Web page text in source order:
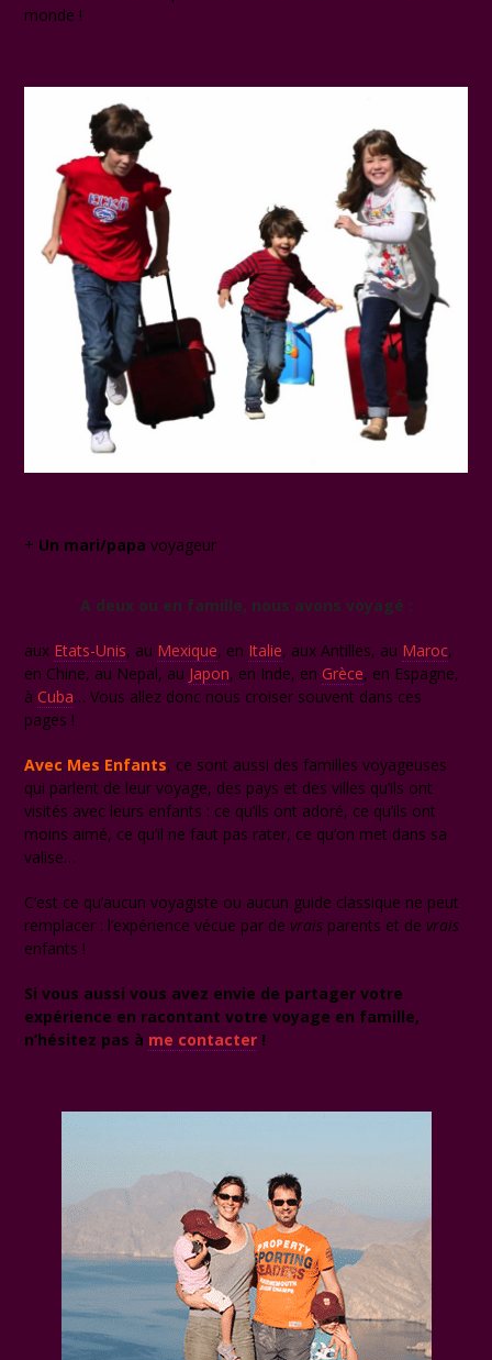
monde !
+ Un mari/papa voyageur
A deux ou en famille, nous avons voyagé :
aux Etats-Unis, au Mexique, en Italie, aux Antilles, au Maroc,
en Chine, au Nepal, au Japon, en Inde, en Grèce, en Espagne,
à Cuba… Vous allez donc nous croiser souvent dans ces
pages !
Avec Mes Enfants, ce sont aussi des familles voyageuses
qui parlent de leur voyage, des pays et des villes qu’ils ont
visités avec leurs enfants : ce qu’ils ont adoré, ce qu’ils ont
moins aimé, ce qu’il ne faut pas rater, ce qu’on met dans sa
valise…
C’est ce qu’aucun voyagiste ou aucun guide classique ne peut
remplacer : l’expérience vécue par de vrais parents et de vrais
enfants !
Si vous aussi vous avez envie de partager votre
expérience en racontant votre voyage en famille,
n’hésitez pas à me contacter !